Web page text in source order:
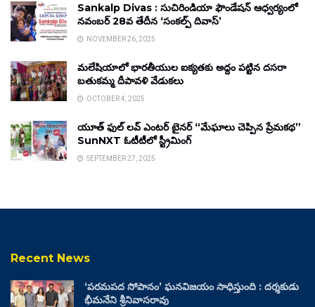
Sankalp Divas : సుచిరిండియా ఫౌండేషన్ ఆధ్వర్యంలో
నవంబర్ 28వ తేదీన ‘సంకల్ప్ దివాస్’
NOVEMBER 26, 2025
మలేషియాలో భారతీయుల ఐక్యతకు అద్దం పట్టిన దసరా
బతుకమ్మ దీపావళి వేడుకలు
OCTOBER 4, 2025
యూత్ ఫుల్ లవ్ ఎంటర్ టైనర్ “మేఘాలు చెప్పిన ప్రేమకథ”
SunNXT ఓటీటీలో స్ట్రీమింగ్
SEPTEMBER 27, 2025
Recent News
‘పరమపద సోపానం’ ఘనవిజయం సాధిస్తుంది : దర్శకుడు
భీమనేని శ్రీనివాసరావు